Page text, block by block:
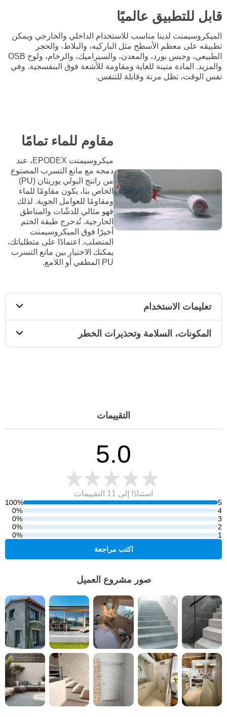
قابل للتطبيق عالميًا
الميكروسيمنت لدينا مناسب للاستخدام الداخلي والخارجي ويمكن
تطبيقه على معظم الأسطح مثل الباركيه، والبلاط، والحجر
الطبيعي، وجبس بورد، والمعدن، والسيراميك، والرخام، ولوح OSB
والمزيد. المادة متينة للغاية ومقاومة للأشعة فوق البنفسجية. وفي
نفس الوقت، تظل مرنة وقابلة للتنفس.
مقاوم للماء تمامًا
ميكروسيمنت EPODEX، عند
دمجه مع مانع التسرب المصنوع
من راتنج البولي يوريثان (PU)
الخاص بنا، يكون مقاومًا للماء
ومقاومًا للعوامل الجوية. لذلك
فهو مثالي للدشّات والمناطق
الخارجية. تُدحرج طبقة الختم
أخيرًا فوق الميكروسيمنت
المتصلب. اعتمادًا على متطلباتك،
يمكنك الاختيار بين مانع التسرب
PU المطفي أو اللامع.
تعليمات الاستخدام
المكونات، السلامة وتحذيرات الخطر
التقييمات
5
100%
4
0%
3
0%
2
0%
1
0%
5.0
استنادًا إلى 11 التقييمات
اكتب مراجعة
صور مشروع العميل